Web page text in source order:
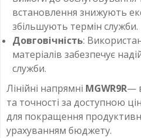
встановлення знижують
збільшують термін служби.
Довговічність:
матеріалів забезпечує
служби.
Лінійні напрямні MGWR9R—
та точності за доступною
для покращення
урахуванням бюджету.